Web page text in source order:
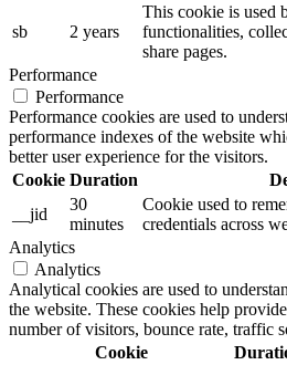
sb 2 years
This cookie is used
functionalities,
share pages.
Performance
Performance
Performance cookies are used to
performance indexes of the website
better user experience for the visitors.
Cookie Duration
__jid
30
minutes
Cookie used to
credentials across
Analytics
Analytics
Analytical cookies are used to
the website. These cookies help
number of visitors, bounce rate, traffic
Cookie